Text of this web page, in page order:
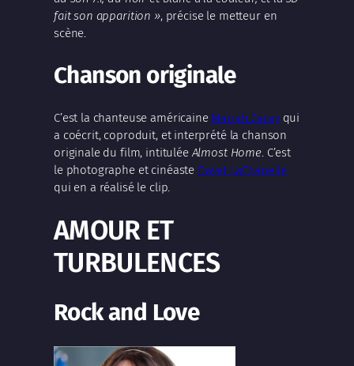
fait son apparition », précise le metteur en
scène.
Chanson originale
C’est la chanteuse américaine Mariah Careyqui
a coécrit, coproduit, et interprété la chanson
originale du film, intitulée Almost Home. C’est
le photographe et cinéaste David LaChapelle
qui en a réalisé le clip.
AMOUR ET
TURBULENCES
Rock and Love